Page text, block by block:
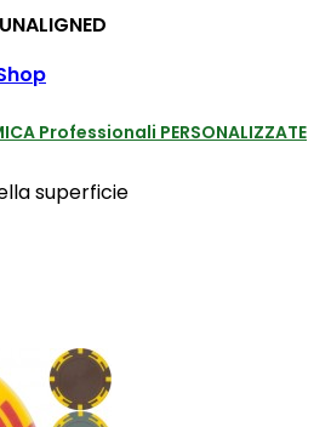
Professionali PERSONALIZZATE
superficie